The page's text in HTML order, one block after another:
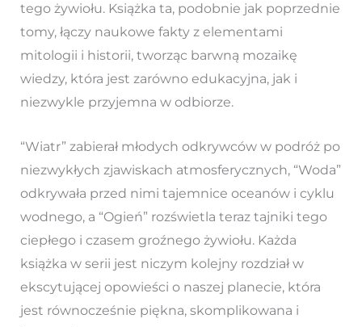
tego żywiołu. Książka ta, podobnie jak poprzednie
tomy, łączy naukowe fakty z elementami
mitologii i historii, tworząc barwną mozaikę
wiedzy, która jest zarówno edukacyjna, jak i
niezwykle przyjemna w odbiorze.
“Wiatr” zabierał młodych odkrywców w podróż po
niezwykłych zjawiskach atmosferycznych, “Woda”
odkrywała przed nimi tajemnice oceanów i cyklu
wodnego, a “Ogień” rozświetla teraz tajniki tego
ciepłego i czasem groźnego żywiołu. Każda
książka w serii jest niczym kolejny rozdział w
ekscytującej opowieści o naszej planecie, która
jest równocześnie piękna, skomplikowana i